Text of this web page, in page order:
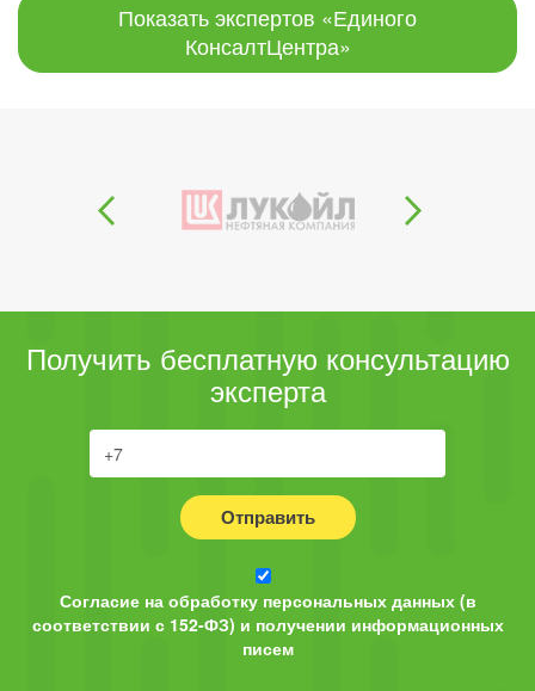
Показать экспертов «Единого
КонсалтЦентра»
Получить бесплатную консультацию
эксперта
Отправить
Согласие на обработку персональных данных (в
соответствии с 152-ФЗ) и получении информационных
писем